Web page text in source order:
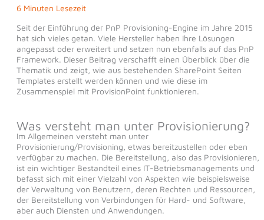
6 Minuten Lesezeit
Seit der Einführung der PnP Provisioning-Engine im Jahre 2015
hat sich vieles getan. Viele Hersteller haben Ihre Lösungen
angepasst oder erweitert und setzen nun ebenfalls auf das PnP
Framework. Dieser Beitrag verschafft einen Überblick über die
Thematik und zeigt, wie aus bestehenden SharePoint Seiten
Templates erstellt werden können und wie diese im
Zusammenspiel mit ProvisionPoint funktionieren.
Was versteht man unter Provisionierung?
Im Allgemeinen versteht man unter
Provisionierung/Provisioning, etwas bereitzustellen oder eben
verfügbar zu machen. Die Bereitstellung, also das Provisionieren,
ist ein wichtiger Bestandteil eines IT-Betriebsmanagements und
befasst sich mit einer Vielzahl von Aspekten wie beispielsweise
der Verwaltung von Benutzern, deren Rechten und Ressourcen,
der Bereitstellung von Verbindungen für Hard- und Software,
aber auch Diensten und Anwendungen.